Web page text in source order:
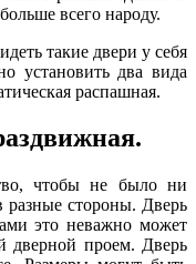
всего народу.
такие двери у себя
установить два вида
распашная.
чтобы не было ни
разные стороны. Дверь
это неважно может
дверной проем. Дверь